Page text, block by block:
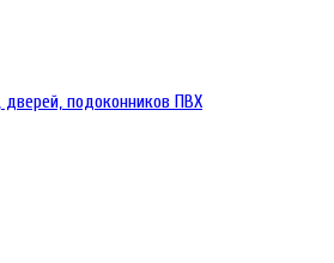
подоконников ПВХ